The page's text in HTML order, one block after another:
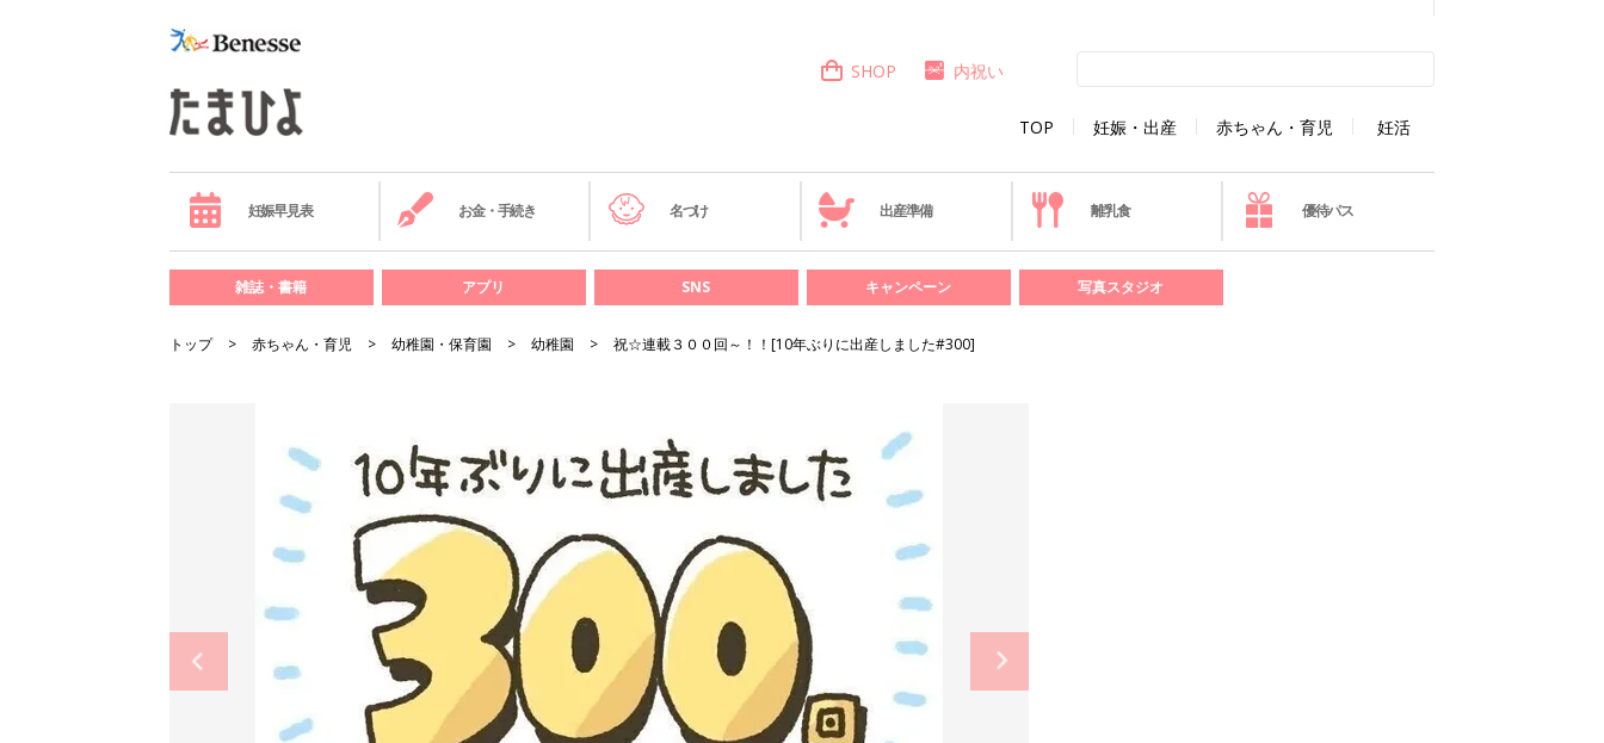
TOP 妊娠・出産 赤ちゃん・育児 妊活
SHOP 内祝い
妊娠早見表 お金・手続き 名づけ 出産準備 離乳食 優待パス
雑誌・書籍 アプリ SNS キャンペーン 写真スタジオ
トップ 赤ちゃん・育児 幼稚園・保育園 幼稚園 祝☆連載３００回～！！[10年ぶりに出産しました#300]